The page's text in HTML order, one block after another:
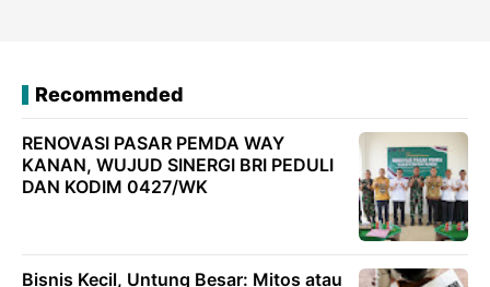
Recommended
RENOVASI PASAR PEMDA WAY
KANAN, WUJUD SINERGI BRI PEDULI
DAN KODIM 0427/WK
Bisnis Kecil, Untung Besar: Mitos atau